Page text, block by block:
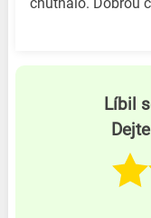
chutnalo. Dobrou
Líbil